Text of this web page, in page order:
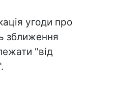
угоди про
зближення
"від